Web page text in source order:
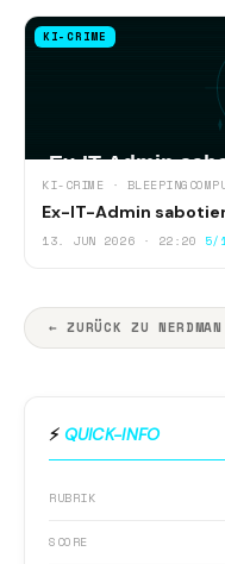
KI-CRIME
KI-CRIME ·
Ex-IT-Admin
13. JUN 2026 · 22:20 5/
← ZURÜCK ZU NERDMAN
⚡ QUICK-INFO
RUBRIK
SCORE